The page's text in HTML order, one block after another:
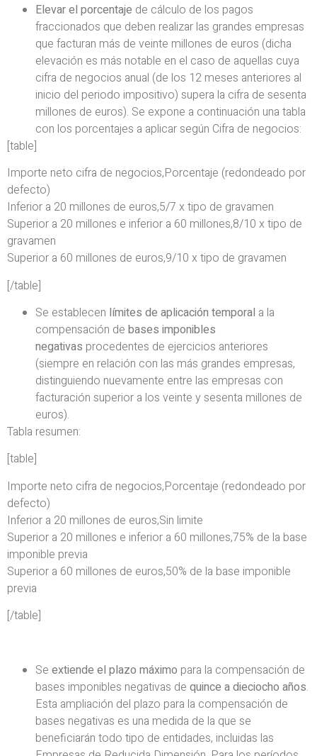
Elevar el porcentaje de cálculo de los pagos
fraccionados que deben realizar las grandes empresas
que facturan más de veinte millones de euros (dicha
elevación es más notable en el caso de aquellas cuya
cifra de negocios anual (de los 12 meses anteriores al
inicio del periodo impositivo) supera la cifra de sesenta
millones de euros). Se expone a continuación una tabla
con los porcentajes a aplicar según Cifra de negocios:
[table]
Importe neto cifra de negocios,Porcentaje (redondeado por
defecto)
Inferior a 20 millones de euros,5/7 x tipo de gravamen
Superior a 20 millones e inferior a 60 millones,8/10 x tipo de
gravamen
Superior a 60 millones de euros,9/10 x tipo de gravamen
[/table]
Se establecen límites de aplicación temporal a la
compensación de bases imponibles
negativas procedentes de ejercicios anteriores
(siempre en relación con las más grandes empresas,
distinguiendo nuevamente entre las empresas con
facturación superior a los veinte y sesenta millones de
euros).
Tabla resumen:
[table]
Importe neto cifra de negocios,Porcentaje (redondeado por
defecto)
Inferior a 20 millones de euros,Sin limite
Superior a 20 millones e inferior a 60 millones,75% de la base
imponible previa
Superior a 60 millones de euros,50% de la base imponible
previa
[/table]
Se extiende el plazo máximo para la compensación de
bases imponibles negativas de quince a dieciocho años.
Esta ampliación del plazo para la compensación de
bases negativas es una medida de la que se
beneficiarán todo tipo de entidades, incluidas las